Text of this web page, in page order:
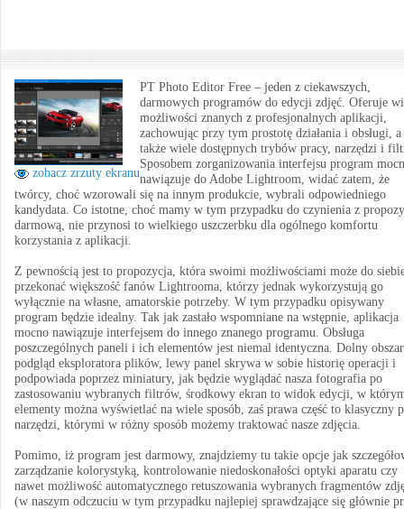
zobacz zrzuty ekranu
PT Photo Editor Free – jeden z ciekawszych,
darmowych programów do edycji zdjęć. Oferuje
możliwości znanych z profesjonalnych aplikacji,
zachowując przy tym prostotę działania i obsługi, a
także wiele dostępnych trybów pracy, narzędzi i
Sposobem zorganizowania interfejsu program
nawiązuje do Adobe Lightroom, widać zatem, że
twórcy, choć wzorowali się na innym produkcie, wybrali odpowiedniego
kandydata. Co istotne, choć mamy w tym przypadku do czynienia z
darmową, nie przynosi to wielkiego uszczerbku dla ogólnego komfortu
korzystania z aplikacji.
Z pewnością jest to propozycja, która swoimi możliwościami może do
przekonać większość fanów Lightrooma, którzy jednak wykorzystują go
wyłącznie na własne, amatorskie potrzeby. W tym przypadku opisywany
program będzie idealny. Tak jak zastało wspomniane na wstępnie, aplikacja
mocno nawiązuje interfejsem do innego znanego programu. Obsługa
poszczególnych paneli i ich elementów jest niemal identyczna. Dolny
podgląd eksploratora plików, lewy panel skrywa w sobie historię operacji i
podpowiada poprzez miniatury, jak będzie wyglądać nasza fotografia po
zastosowaniu wybranych filtrów, środkowy ekran to widok edycji, w
elementy można wyświetlać na wiele sposób, zaś prawa część to klasyczny
narzędzi, którymi w różny sposób możemy traktować nasze zdjęcia.
Pomimo, iż program jest darmowy, znajdziemy tu takie opcje jak
zarządzanie kolorystyką, kontrolowanie niedoskonałości optyki aparatu czy
nawet możliwość automatycznego retuszowania wybranych fragmentów
(w naszym odczuciu w tym przypadku najlepiej sprawdzające się głównie